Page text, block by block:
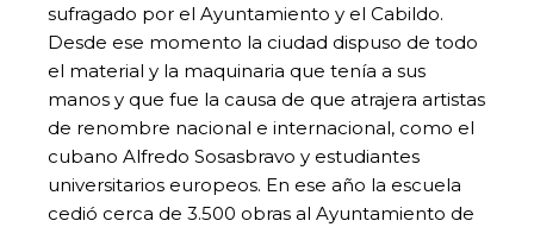
sufragado por el Ayuntamiento y el Cabildo.
Desde ese momento la ciudad dispuso de todo
el material y la maquinaria que tenía a sus
manos y que fue la causa de que atrajera artistas
de renombre nacional e internacional, como el
cubano Alfredo Sosasbravo y estudiantes
universitarios europeos. En ese año la escuela
cedió cerca de 3.500 obras al Ayuntamiento de